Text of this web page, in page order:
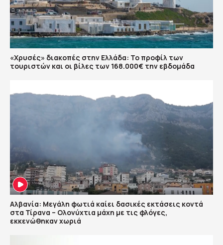
«Χρυσές» διακοπές στην Ελλάδα: Το προφίλ των
τουριστών και οι βίλες των 168.000€ την εβδομάδα
Αλβανία: Μεγάλη φωτιά καίει δασικές εκτάσεις κοντά
στα Τίρανα – Ολονύχτια μάχη με τις φλόγες,
εκκενώθηκαν χωριά